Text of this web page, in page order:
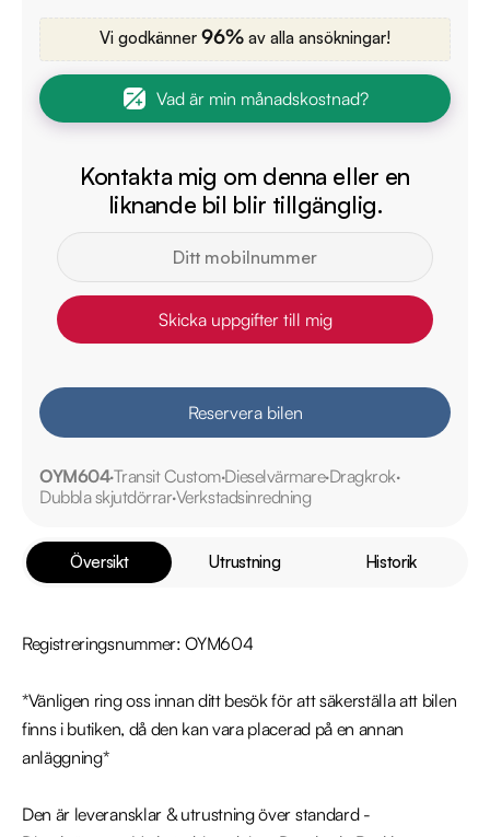
Vi godkänner 96% av alla ansökningar!
Vad är min månadskostnad?
Kontakta mig om denna eller en
liknande bil blir tillgänglig.
Skicka uppgifter till mig
Reservera bilen
OYM604Transit CustomDieselvärmareDragkrok
Dubbla skjutdörrarVerkstadsinredning
Översikt Utrustning Historik
Registreringsnummer: OYM604
*Vänligen ring oss innan ditt besök för att säkerställa att bilen
finns i butiken, då den kan vara placerad på en annan
anläggning*
Den är leveransklar & utrustning över standard -